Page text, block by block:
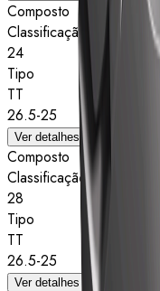
Composto
Classificação de estrelas
24
Tipo
TT
26.5-25
Ver detalhes
Composto
Classificação de estrelas
28
Tipo
TT
26.5-25
Ver detalhes